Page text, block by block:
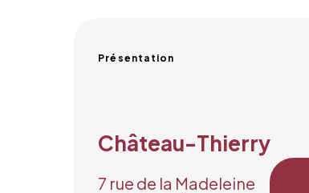
Présentation
Château-Thierry
7 rue de la Madeleine